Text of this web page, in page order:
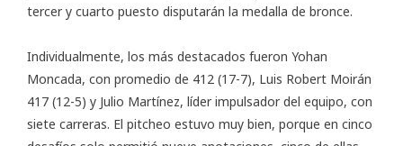
tercer y cuarto puesto disputarán la medalla de bronce.
Individualmente, los más destacados fueron Yohan
Moncada, con promedio de 412 (17-7), Luis Robert Moirán
417 (12-5) y Julio Martínez, líder impulsador del equipo, con
siete carreras. El pitcheo estuvo muy bien, porque en cinco